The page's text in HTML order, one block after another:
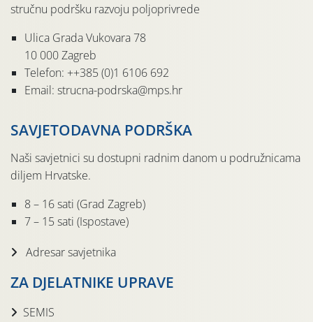
stručnu podršku razvoju poljoprivrede
Ulica Grada Vukovara 78
10 000 Zagreb
Telefon: ++385 (0)1 6106 692
Email: strucna-podrska@mps.hr
SAVJETODAVNA PODRŠKA
Naši savjetnici su dostupni radnim danom u podružnicama
diljem Hrvatske.
8 – 16 sati (Grad Zagreb)
7 – 15 sati (Ispostave)
Adresar savjetnika
ZA DJELATNIKE UPRAVE
SEMIS